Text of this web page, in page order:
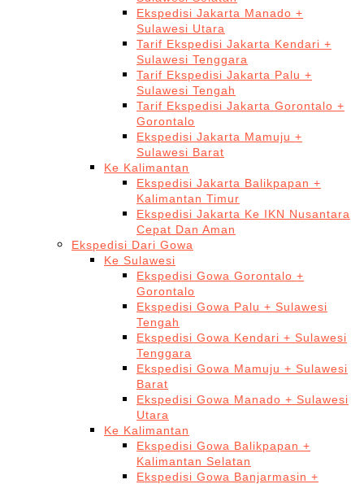
Ekspedisi Jakarta Manado +
Sulawesi Utara
Tarif Ekspedisi Jakarta Kendari +
Sulawesi Tenggara
Tarif Ekspedisi Jakarta Palu +
Sulawesi Tengah
Tarif Ekspedisi Jakarta Gorontalo +
Gorontalo
Ekspedisi Jakarta Mamuju +
Sulawesi Barat
Ke Kalimantan
Ekspedisi Jakarta Balikpapan +
Kalimantan Timur
Ekspedisi Jakarta Ke IKN Nusantara
Cepat Dan Aman
Ekspedisi Dari Gowa
Ke Sulawesi
Ekspedisi Gowa Gorontalo +
Gorontalo
Ekspedisi Gowa Palu + Sulawesi
Tengah
Ekspedisi Gowa Kendari + Sulawesi
Tenggara
Ekspedisi Gowa Mamuju + Sulawesi
Barat
Ekspedisi Gowa Manado + Sulawesi
Utara
Ke Kalimantan
Ekspedisi Gowa Balikpapan +
Kalimantan Selatan
Ekspedisi Gowa Banjarmasin +